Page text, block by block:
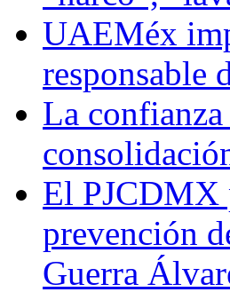
UAEMéx
responsable
La
El PJCDMX
prevención
Guerra